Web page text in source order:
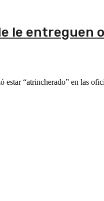
le entreguen
“atrincherado” en las